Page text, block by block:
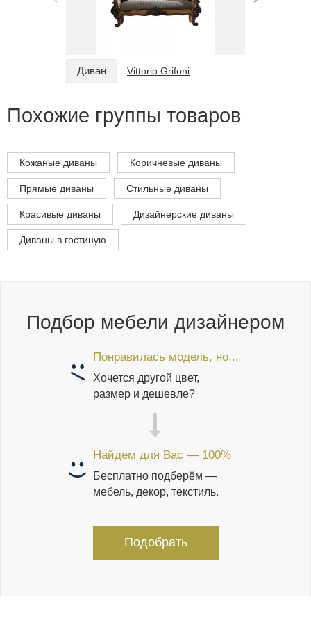
Диван Vittorio Grifoni
Похожие группы товаров
Кожаные диваны Коричневые диваны
Прямые диваны Стильные диваны
Красивые диваны Дизайнерские диваны
Диваны в гостиную
Подбор мебели дизайнером
Понравилась модель, но...
Хочется другой цвет,
размер и дешевле?
Найдем для Вас — 100%
Бесплатно подберём —
мебель, декор, текстиль.
Подобрать